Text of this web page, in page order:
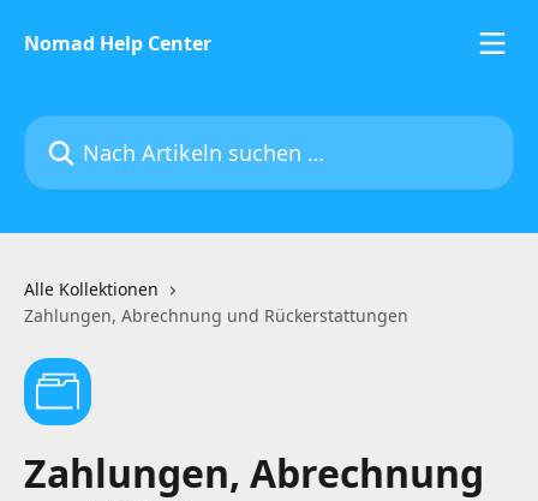
Nomad Help Center
Nach Artikeln suchen …
Alle Kollektionen
Zahlungen, Abrechnung und Rückerstattungen
Zahlungen, Abrechnung